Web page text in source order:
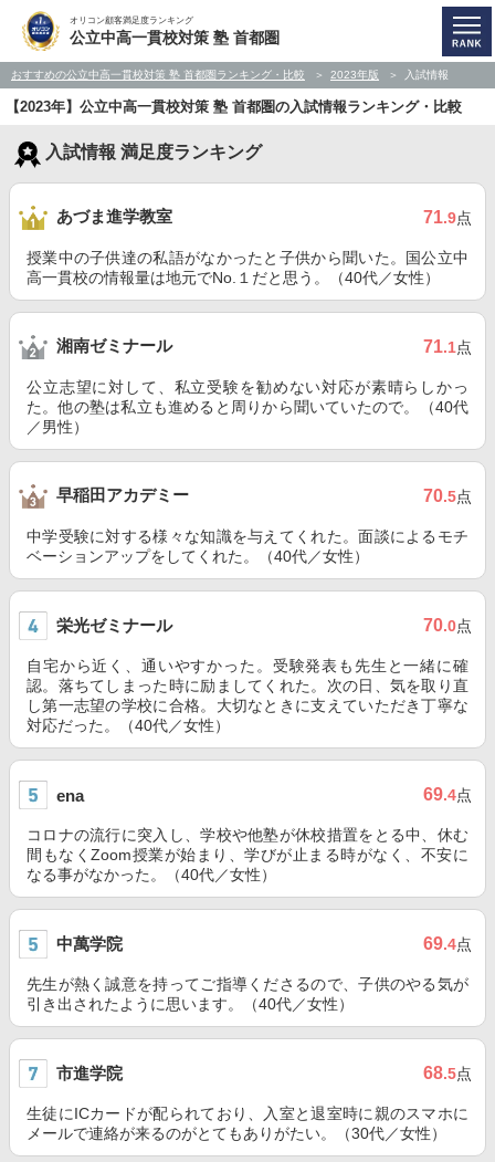
オリコン顧客満足度ランキング
公立中高一貫校対策 塾 首都圏
おすすめの公立中高一貫校対策 塾 首都圏ランキング・比較 2023年版 入試情報
【2023年】公立中高一貫校対策 塾 首都圏の入試情報ランキング・比較
入試情報 満足度ランキング
あづま進学教室 71.9点
授業中の子供達の私語がなかったと子供から聞いた。国公立中
高一貫校の情報量は地元でNo.１だと思う。（40代／女性）
湘南ゼミナール 71.1点
公立志望に対して、私立受験を勧めない対応が素晴らしかっ
た。他の塾は私立も進めると周りから聞いていたので。（40代
／男性）
早稲田アカデミー 70.5点
中学受験に対する様々な知識を与えてくれた。面談によるモチ
ベーションアップをしてくれた。（40代／女性）
栄光ゼミナール 70.0点
自宅から近く、通いやすかった。受験発表も先生と一緒に確
認。落ちてしまった時に励ましてくれた。次の日、気を取り直
し第一志望の学校に合格。大切なときに支えていただき丁寧な
対応だった。（40代／女性）
ena 69.4点
コロナの流行に突入し、学校や他塾が休校措置をとる中、休む
間もなくZoom授業が始まり、学びが止まる時がなく、不安に
なる事がなかった。（40代／女性）
中萬学院 69.4点
先生が熱く誠意を持ってご指導くださるので、子供のやる気が
引き出されたように思います。（40代／女性）
市進学院 68.5点
生徒にICカードが配られており、入室と退室時に親のスマホに
メールで連絡が来るのがとてもありがたい。（30代／女性）